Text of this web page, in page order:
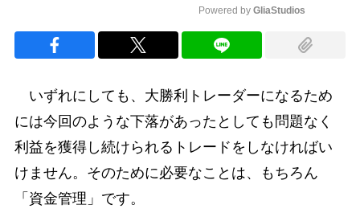
Powered by GliaStudios
いずれにしても、大勝利トレーダーになるため
には今回のような下落があったとしても問題なく
利益を獲得し続けられるトレードをしなければい
けません。そのために必要なことは、もちろん
「資金管理」です。